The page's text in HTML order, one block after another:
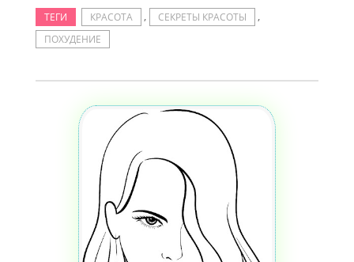
ТЕГИ КРАСОТА , СЕКРЕТЫ КРАСОТЫ ,
ПОХУДЕНИЕ